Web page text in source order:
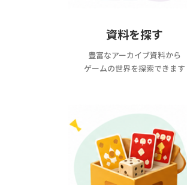
資料を探す
豊富なアーカイブ資料から
ゲームの世界を探索できます